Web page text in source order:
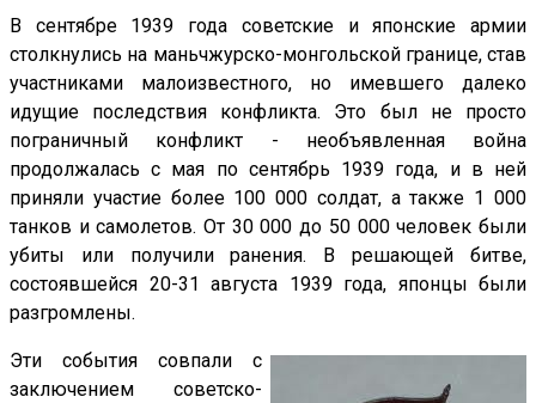
В сентябре 1939 года советские и японские армии
столкнулись на маньчжурско-монгольской границе, став
участниками малоизвестного, но имевшего далеко
идущие последствия конфликта. Это был не просто
пограничный конфликт - необъявленная война
продолжалась с мая по сентябрь 1939 года, и в ней
приняли участие более 100 000 солдат, а также 1 000
танков и самолетов. От 30 000 до 50 000 человек были
убиты или получили ранения. В решающей битве,
состоявшейся 20-31 августа 1939 года, японцы были
разгромлены.
Эти события совпали с
заключением советско-